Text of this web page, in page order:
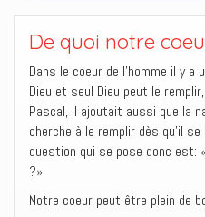
De quoi notre
Dans le coeur de l’homme il y
Dieu et seul Dieu peut le
Pascal, il ajoutait aussi que la
cherche à le remplir dès qu’il
question qui se pose donc est:
?»
Notre coeur peut être plein de